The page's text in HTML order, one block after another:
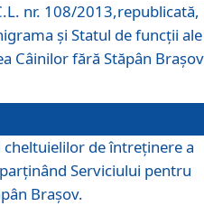
nr. 108/2013,republicată,
şi Statul de funcţii ale
Câinilor fără Stăpân
de întreţinere a
Serviciului pentru
Braşov.